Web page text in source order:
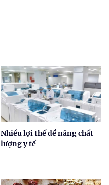
Nhiều lợi thế để nâng chất
lượng y tế